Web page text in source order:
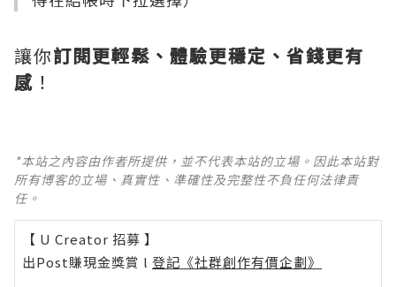
讓你訂閱更輕鬆、體驗更穩定、省錢更有
感 ！
*本站之內容由作者所提供，並不代表本站的立場。因此本站對
所有博客的立場、真實性、準確性及完整性不負任何法律責
任。
【 U Creator 招募 】
出Post賺現金獎賞 l 登記《社群創作有價企劃》